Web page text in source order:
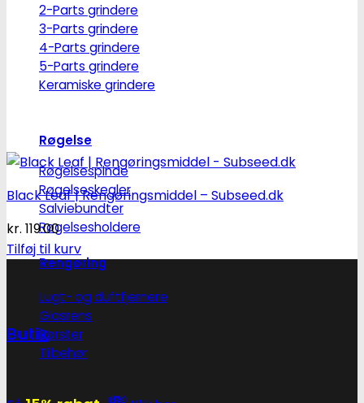
2-Parts grindere
3-Parts grindere
4-Parts grindere
5-Parts grindere
Keramiske grindere
Røgelse
Røgelsespinde
Røgelseskegler
Salviebundter
Røgelsesholdere
Rengøring
Lugt- og duftfjernere
Glasrens
Børster
Tilbehør
Black Leaf | Rengøringsmiddel – Subseed.dk
kr. 119.00
Tilføj til kurv
Butik